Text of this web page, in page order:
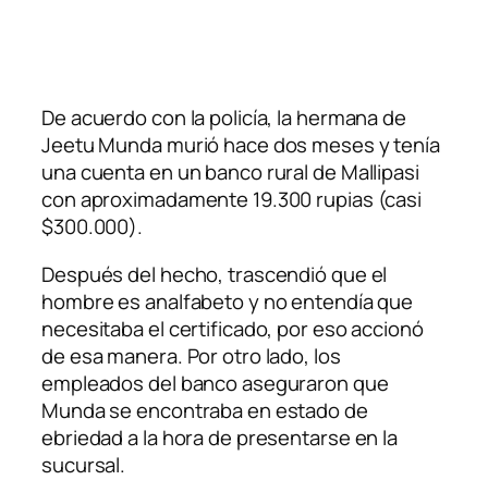
De acuerdo con la policía, la hermana de
Jeetu Munda murió hace dos meses y tenía
una cuenta en un banco rural de Mallipasi
con aproximadamente 19.300 rupias (casi
$300.000).
Después del hecho, trascendió que el
hombre es analfabeto y no entendía que
necesitaba el certificado, por eso accionó
de esa manera. Por otro lado, los
empleados del banco aseguraron que
Munda se encontraba en estado de
ebriedad a la hora de presentarse en la
sucursal.